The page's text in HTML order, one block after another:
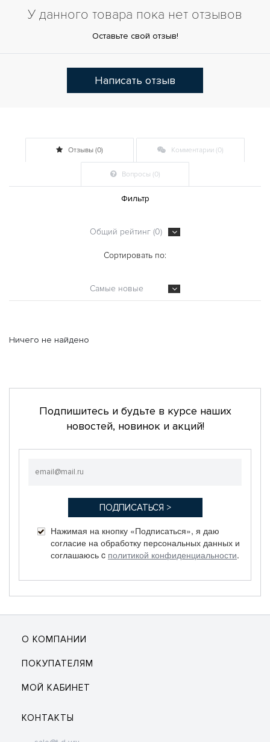
У данного товара пока нет отзывов
Оставьте свой отзыв!
Написать отзыв
Отзывы (0) Комментарии (0)
Вопросы (0)
Фильтр
Общий рейтинг (0)
Сортировать по:
Самые новые
Ничего не найдено
Подпишитесь и будьте в курсе наших
новостей, новинок и акций!
Нажимая на кнопку «Подписаться», я даю
согласие на обработку персональных данных и
соглашаюсь c политикой конфиденциальности.
О КОМПАНИИ
ПОКУПАТЕЛЯМ
МОЙ КАБИНЕТ
КОНТАКТЫ